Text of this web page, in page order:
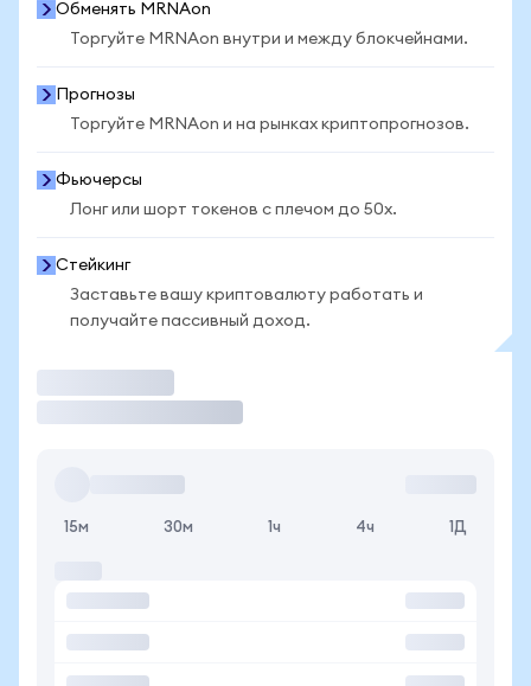
Обменять MRNAon
Торгуйте MRNAon внутри и между блокчейнами.
Прогнозы
Торгуйте MRNAon и на рынках криптопрогнозов.
Фьючерсы
Лонг или шорт токенов с плечом до 50x.
Стейкинг
Заставьте вашу криптовалюту работать и
получайте пассивный доход.
15м 30м 1ч 4ч 1Д